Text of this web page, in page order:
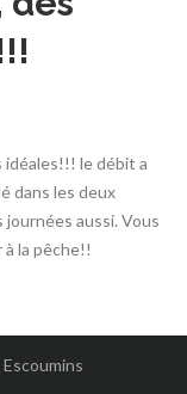
idéales!!! le débit a
dans les deux
aussi. Vous
à la pêche!!